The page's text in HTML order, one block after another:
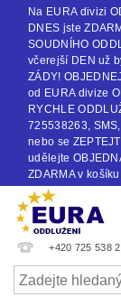
Na EURA divizi
DNES jste
SOUDNÍHO
včerejší DEN už
ZÁDY!
od EURA divize
RYCHLE
725538263,
nebo se
udělejte
ZDARMA v
+420 725 538